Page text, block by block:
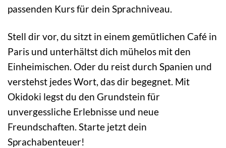
passenden Kurs für dein Sprachniveau.
Stell dir vor, du sitzt in einem gemütlichen Café in
Paris und unterhältst dich mühelos mit den
Einheimischen. Oder du reist durch Spanien und
verstehst jedes Wort, das dir begegnet. Mit
Okidoki legst du den Grundstein für
unvergessliche Erlebnisse und neue
Freundschaften. Starte jetzt dein
Sprachabenteuer!